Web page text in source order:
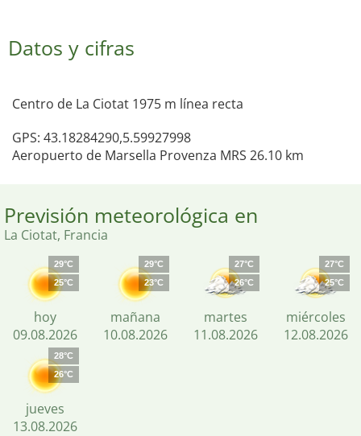
Datos y cifras
Centro de La Ciotat 1975 m línea recta
GPS: 43.18284290,5.59927998
Aeropuerto de Marsella Provenza MRS 26.10 km
Previsión meteorológica en
La Ciotat, Francia
29°C
25°C
hoy
09.08.2026
29°C
23°C
mañana
10.08.2026
27°C
26°C
martes
11.08.2026
27°C
25°C
miércoles
12.08.2026
28°C
26°C
jueves
13.08.2026